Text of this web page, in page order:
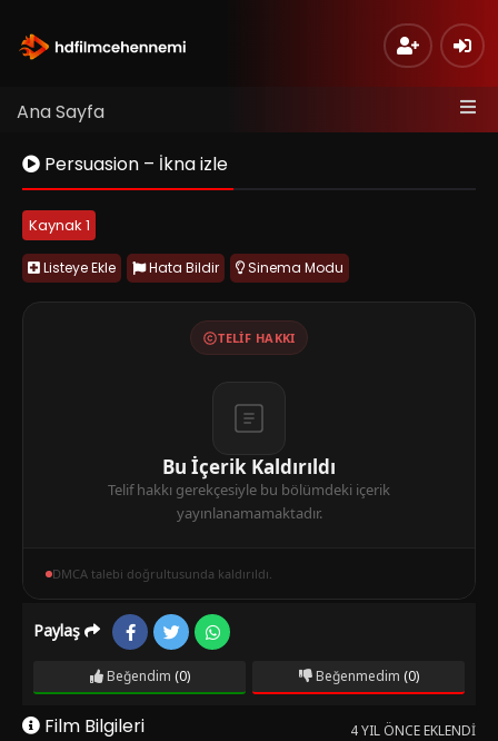
Ana Sayfa
Persuasion – İkna izle
Kaynak 1
Listeye Ekle Hata Bildir Sinema Modu
TELIF HAKKI
Bu İçerik Kaldırıldı
Telif hakkı gerekçesiyle bu bölümdeki içerik
yayınlanamamaktadır.
DMCA talebi doğrultusunda kaldırıldı.
Paylaş
Beğendim (0) Beğenmedim (0)
Film Bilgileri 4 YIL ÖNCE EKLENDI